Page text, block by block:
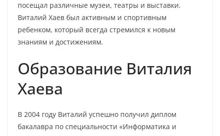
посещал различные музеи, театры и выставки.
Виталий Хаев был активным и спортивным
ребенком, который всегда стремился к новым
знаниям и достижениям.
Образование Виталия
Хаева
В 2004 году Виталий успешно получил диплом
бакалавра по специальности «Информатика и